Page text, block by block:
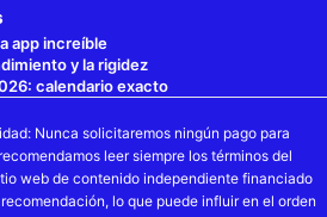
app increíble
y la rigidez
calendario exacto
Nunca solicitaremos ningún pago para
leer siempre los términos del
web de contenido independiente financiado
lo que puede influir en el orden